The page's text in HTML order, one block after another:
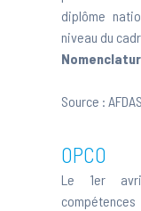
diplôme
niveau du
Source :AFDAS
OPCO
Le 1er
compétences